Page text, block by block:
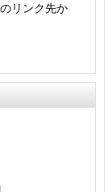
リンク先か